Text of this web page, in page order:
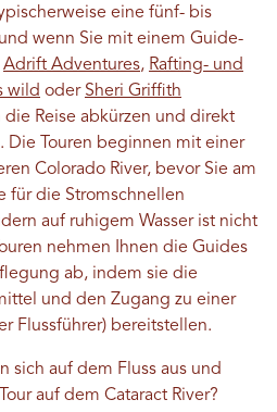
eine fünf- bis
wenn Sie mit einem Guide-
Adrift Adventures, Rafting- und
wild oder Sheri Griffith
die Reise abkürzen und direkt
Die Touren beginnen mit einer
Colorado River, bevor Sie am
für die Stromschnellen
auf ruhigem Wasser ist nicht
nehmen Ihnen die Guides
ab, indem sie die
und den Zugang zu einer
Flussführer) bereitstellen.
sich auf dem Fluss aus und
auf dem Cataract River?